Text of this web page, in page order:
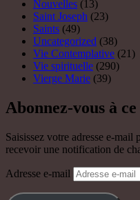
Nouvelles (13)
Saint Joseph (23)
Saints (49)
Uncategorized (38)
Vie Contemplative (21)
Vie spirituelle (290)
Vierge Marie (39)
Abonnez-vous à
Saisissez votre adresse e-
recevoir une notification de
Adresse e-mail